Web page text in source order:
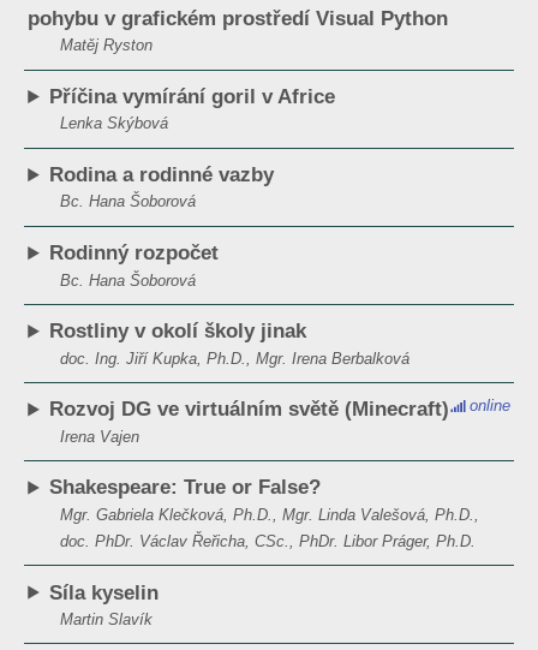
pohybu v grafickém prostředí Visual Python
Matěj Ryston
Příčina vymírání goril v Africe
Lenka Skýbová
Rodina a rodinné vazby
Bc. Hana Šoborová
Rodinný rozpočet
Bc. Hana Šoborová
Rostliny v okolí školy jinak
doc. Ing. Jiří Kupka, Ph.D., Mgr. Irena Berbalková
Rozvoj DG ve virtuálním světě (Minecraft)
online
Irena Vajen
Shakespeare: True or False?
Mgr. Gabriela Klečková, Ph.D., Mgr. Linda Valešová, Ph.D.,
doc. PhDr. Václav Řeřicha, CSc., PhDr. Libor Práger, Ph.D.
Síla kyselin
Martin Slavík